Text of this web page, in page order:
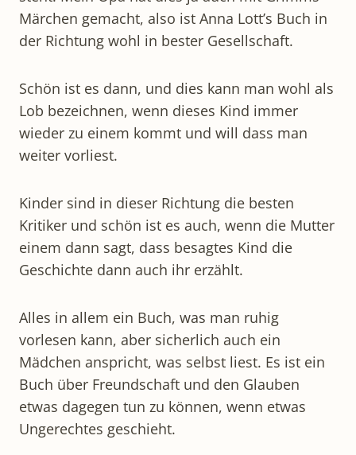
Märchen gemacht, also ist Anna Lott’s Buch in
der Richtung wohl in bester Gesellschaft.
Schön ist es dann, und dies kann man wohl als
Lob bezeichnen, wenn dieses Kind immer
wieder zu einem kommt und will dass man
weiter vorliest.
Kinder sind in dieser Richtung die besten
Kritiker und schön ist es auch, wenn die Mutter
einem dann sagt, dass besagtes Kind die
Geschichte dann auch ihr erzählt.
Alles in allem ein Buch, was man ruhig
vorlesen kann, aber sicherlich auch ein
Mädchen anspricht, was selbst liest. Es ist ein
Buch über Freundschaft und den Glauben
etwas dagegen tun zu können, wenn etwas
Ungerechtes geschieht.